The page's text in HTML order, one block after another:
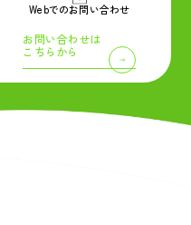
Webでのお問い合わせ
お問い合わせは
こちらから